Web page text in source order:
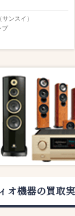
ンスイ）
プ
オ機器の買取